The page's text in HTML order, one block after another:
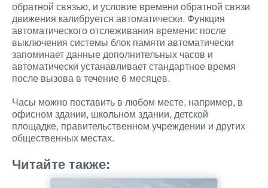
обратной связью, и условие времени обратной связи
движения калибруется автоматически. Функция
автоматического отслеживания времени: после
выключения системы блок памяти автоматически
запоминает данные дополнительных часов и
автоматически устанавливает стандартное время
после вызова в течение 6 месяцев.
Часы можно поставить в любом месте, например, в
офисном здании, школьном здании, детской
площадке, правительственном учреждении и других
общественных местах.
Читайте также: